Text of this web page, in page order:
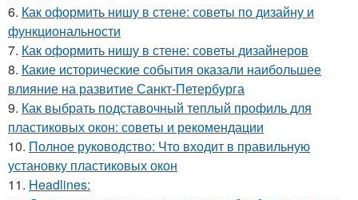
6. Как оформить нишу в стене: советы по дизайну и
функциональности
7. Как оформить нишу в стене: советы дизайнеров
8. Какие исторические события оказали наибольшее
влияние на развитие Санкт-Петербурга
9. Как выбрать подставочный теплый профиль для
пластиковых окон: советы и рекомендации
10. Полное руководство: Что входит в правильную
установку пластиковых окон
11. Headlines: